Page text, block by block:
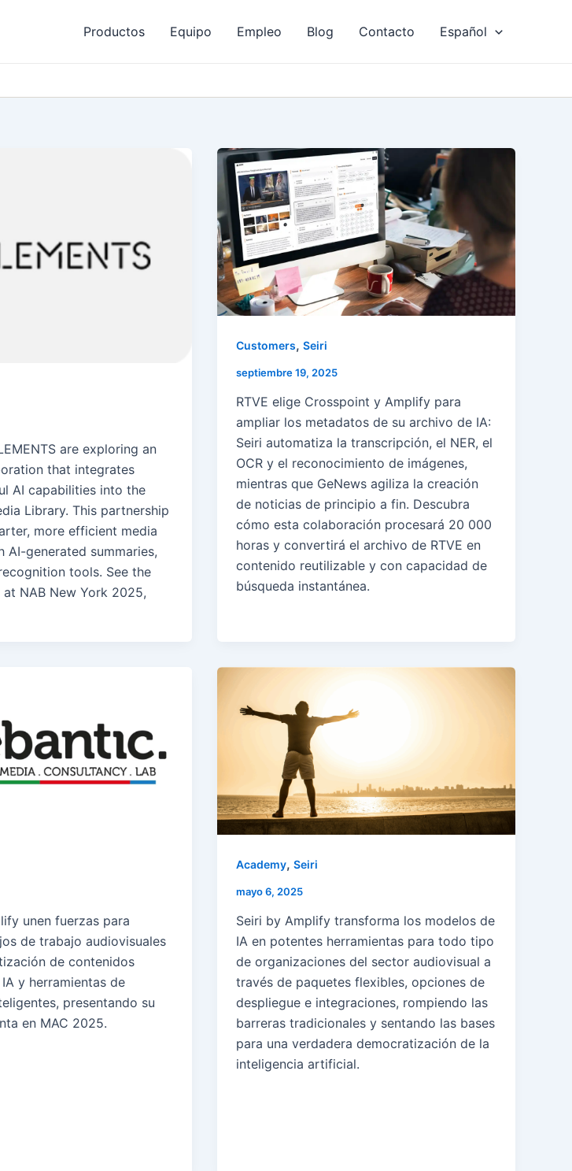
Productos Equipo Empleo Blog Contacto Español
are exploring an
that integrates
AI capabilities into the
Library. This partnership
more efficient media
generated summaries,
tools. See the
NAB New York 2025,
Customers,Seiri
septiembre 19, 2025
RTVE elige Crosspoint y Amplify para
ampliar los metadatos de su archivo de IA:
Seiri automatiza la transcripción, el NER, el
OCR y el reconocimiento de imágenes,
mientras que GeNews agiliza la creación
de noticias de principio a fin. Descubra
cómo esta colaboración procesará 20 000
horas y convertirá el archivo de RTVE en
contenido reutilizable y con capacidad de
búsqueda instantánea.
unen fuerzas para
de trabajo audiovisuales
de contenidos
y herramientas de
presentando su
en MAC 2025.
Academy,Seiri
mayo 6, 2025
Seiri by Amplify transforma los modelos de
IA en potentes herramientas para todo tipo
de organizaciones del sector audiovisual a
través de paquetes flexibles, opciones de
despliegue e integraciones, rompiendo las
barreras tradicionales y sentando las bases
para una verdadera democratización de la
inteligencia artificial.